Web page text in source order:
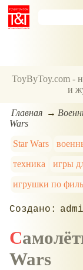
ToyByToy.com -
и
Главная
Wars
Star Wars
техника
игры
игрушки по
Самолёты и фигурки Star
Wars